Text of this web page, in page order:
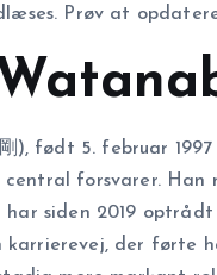
Prøv at
剛), født 5. februar
forsvarer.
har siden 2019
der førte